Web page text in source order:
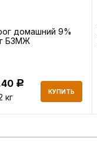
домашний 9%
БЗМЖ
Р
кг
КУПИТЬ